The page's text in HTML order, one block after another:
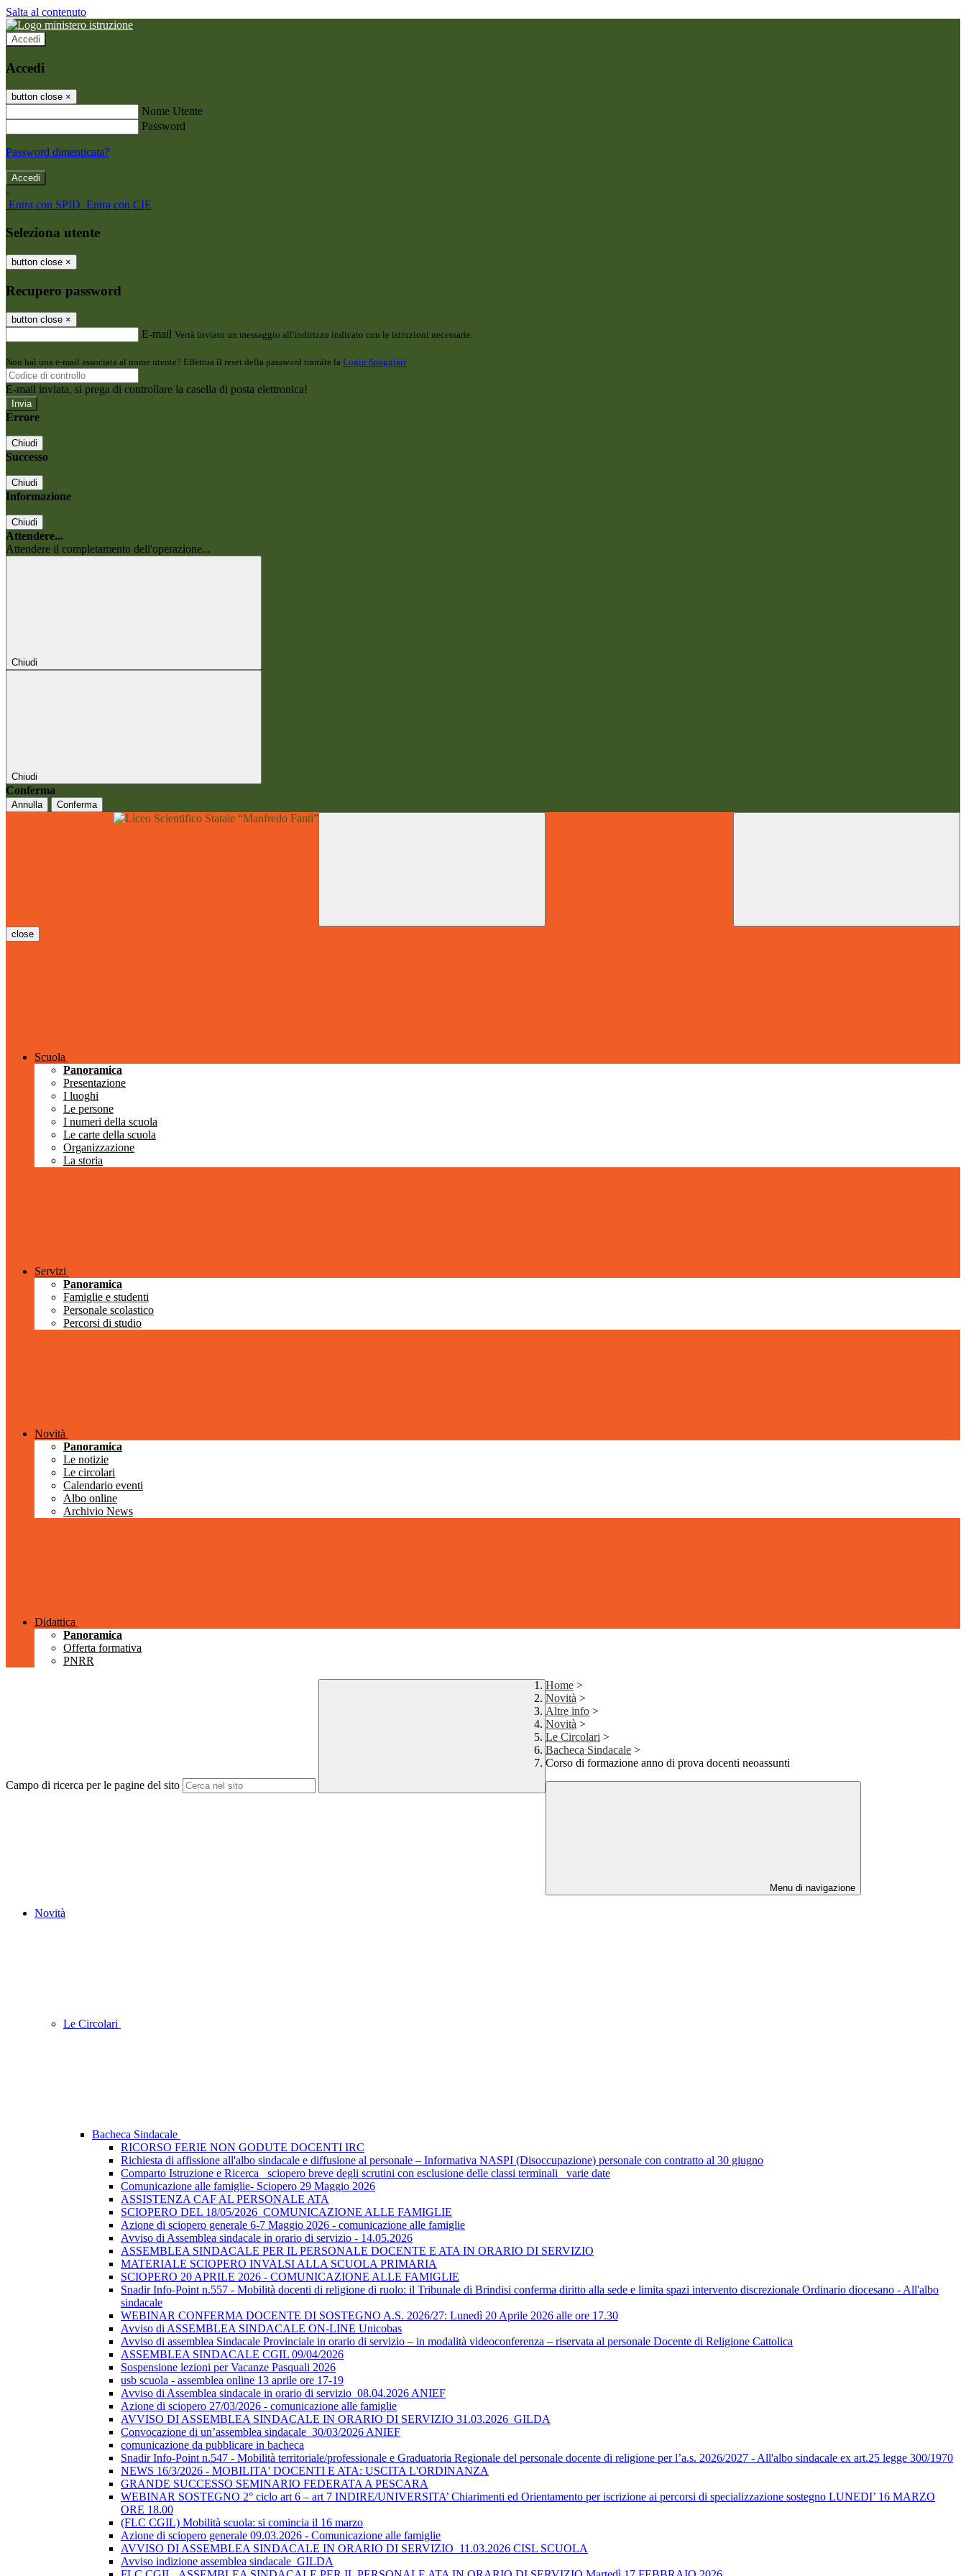
Salta al contenuto
Accedi
Accedi
button close ×
Nome Utente
Password
Password dimenticata?
-
Entra con SPID Entra con CIE
Seleziona utente
button close ×
Recupero password
button close ×
E-mail Verrà inviato un messaggio all'indirizzo indicato con le istruzioni necessarie.
Non hai una e-mail associata al nome utente? Effettua il reset della password tramite la Login Spaggiari
E-mail inviata, si prega di controllare la casella di posta elettronica!
Errore
Chiudi
Successo
Chiudi
Informazione
Chiudi
Attendere...
Attendere il completamento dell'operazione...
Chiudi
Chiudi
Conferma
Annulla Conferma
close
Scuola
Panoramica
Presentazione
I luoghi
Le persone
I numeri della scuola
Le carte della scuola
Organizzazione
La storia
Servizi
Panoramica
Famiglie e studenti
Personale scolastico
Percorsi di studio
Novità
Panoramica
Le notizie
Le circolari
Calendario eventi
Albo online
Archivio News
Didattica
Panoramica
Offerta formativa
PNRR
Campo di ricerca per le pagine del sito
Home >
Novità >
Altre info >
Novità >
Le Circolari >
Bacheca Sindacale >
Corso di formazione anno di prova docenti neoassunti
Menu di navigazione
Novità
Le Circolari
Bacheca Sindacale
RICORSO FERIE NON GODUTE DOCENTI IRC
Richiesta di affissione all'albo sindacale e diffusione al personale – Informativa NASPI (Disoccupazione) personale con contratto al 30 giugno
Comparto Istruzione e Ricerca_ sciopero breve degli scrutini con esclusione delle classi terminali_ varie date
Comunicazione alle famiglie- Sciopero 29 Maggio 2026
ASSISTENZA CAF AL PERSONALE ATA
SCIOPERO DEL 18/05/2026_COMUNICAZIONE ALLE FAMIGLIE
Azione di sciopero generale 6-7 Maggio 2026 - comunicazione alle famiglie
Avviso di Assemblea sindacale in orario di servizio - 14.05.2026
ASSEMBLEA SINDACALE PER IL PERSONALE DOCENTE E ATA IN ORARIO DI SERVIZIO
MATERIALE SCIOPERO INVALSI ALLA SCUOLA PRIMARIA
SCIOPERO 20 APRILE 2026 - COMUNICAZIONE ALLE FAMIGLIE
Snadir Info-Point n.557 - Mobilità docenti di religione di ruolo: il Tribunale di Brindisi conferma diritto alla sede e limita spazi intervento discrezionale Ordinario diocesano - All'albo
sindacale
WEBINAR CONFERMA DOCENTE DI SOSTEGNO A.S. 2026/27: Lunedì 20 Aprile 2026 alle ore 17.30
Avviso di ASSEMBLEA SINDACALE ON-LINE Unicobas
Avviso di assemblea Sindacale Provinciale in orario di servizio – in modalità videoconferenza – riservata al personale Docente di Religione Cattolica
ASSEMBLEA SINDACALE CGIL 09/04/2026
Sospensione lezioni per Vacanze Pasquali 2026
usb scuola - assemblea online 13 aprile ore 17-19
Avviso di Assemblea sindacale in orario di servizio_08.04.2026 ANIEF
Azione di sciopero 27/03/2026 - comunicazione alle famiglie
AVVISO DI ASSEMBLEA SINDACALE IN ORARIO DI SERVIZIO 31.03.2026_GILDA
Convocazione di un’assemblea sindacale_30/03/2026 ANIEF
comunicazione da pubblicare in bacheca
Snadir Info-Point n.547 - Mobilità territoriale/professionale e Graduatoria Regionale del personale docente di religione per l’a.s. 2026/2027 - All'albo sindacale ex art.25 legge 300/1970
NEWS 16/3/2026 - MOBILITA' DOCENTI E ATA: USCITA L'ORDINANZA
GRANDE SUCCESSO SEMINARIO FEDERATA A PESCARA
WEBINAR SOSTEGNO 2° ciclo art 6 – art 7 INDIRE/UNIVERSITA’ Chiarimenti ed Orientamento per iscrizione ai percorsi di specializzazione sostegno LUNEDI’ 16 MARZO
ORE 18.00
(FLC CGIL) Mobilità scuola: si comincia il 16 marzo
Azione di sciopero generale 09.03.2026 - Comunicazione alle famiglie
AVVISO DI ASSEMBLEA SINDACALE IN ORARIO DI SERVIZIO_11.03.2026 CISL SCUOLA
Avviso indizione assemblea sindacale_GILDA